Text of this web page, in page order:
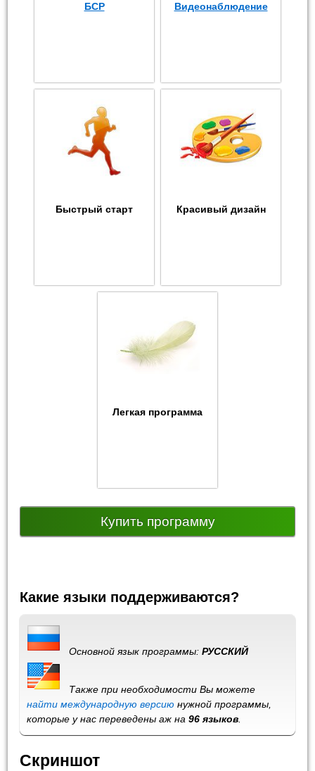
БСР Видеонаблюдение
Быстрый старт Красивый дизайн
Легкая программа
Купить программу
Какие языки поддерживаются?
Основной язык программы:РУССКИЙ
Также при необходимости Вы можете
найти международную версию нужной программы,
которые у нас переведены аж на96 языков.
Скриншот